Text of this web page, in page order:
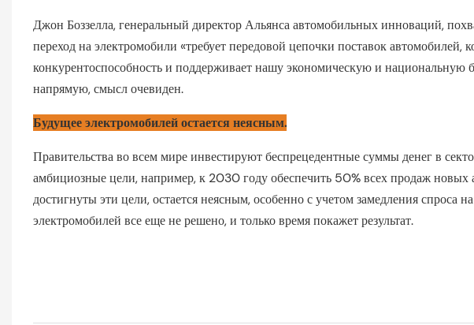
Джон Боззелла, генеральный директор Альянса автомобильных инноваций,
переход на электромобили «требует передовой цепочки поставок автомобилей,
конкурентоспособность и поддерживает нашу экономическую и национальную
напрямую, смысл очевиден.
Будущее электромобилей остается неясным.
Правительства во всем мире инвестируют беспрецедентные суммы денег в
амбициозные цели, например, к 2030 году обеспечить 50% всех продаж новых
достигнуты эти цели, остается неясным, особенно с учетом замедления
электромобилей все еще не решено, и только время покажет результат.